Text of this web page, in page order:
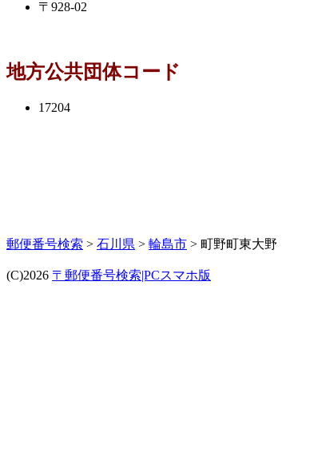
〒928-02
地方公共団体コード
17204
郵便番号検索 > 石川県 > 輪島市 > 町野町東大野
(C)2026 〒郵便番号検索|PCスマホ版